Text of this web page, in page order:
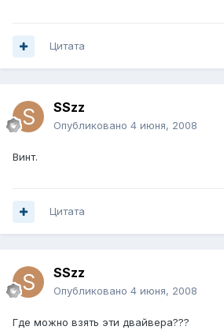
Цитата
SSzz
Опубликовано 4 июня, 2008
Винт.
Цитата
SSzz
Опубликовано 4 июня, 2008
Где можно взять эти двайвера???